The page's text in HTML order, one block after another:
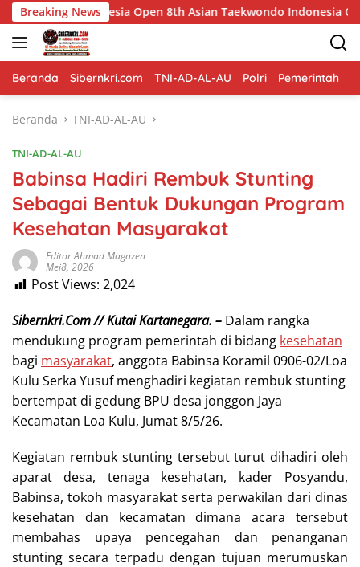
Langsung
ke
konten
Breaking News
Open 8th Asian Taekwondo Indonesia Open
Beranda Sibernkri.com TNI-AD-AL-AU Polri Pemerintah
Beranda TNI-AD-AL-AU
TNI-AD-AL-AU
Babinsa Hadiri Rembuk Stunting
Sebagai Bentuk Dukungan Program
Kesehatan Masyarakat
Editor Ahmad Magazen
Mei8, 2026
Post Views: 2,024
Sibernkri.Com // Kutai Kartanegara. – Dalam rangka
mendukung program pemerintah di bidang kesehatan
bagi masyarakat, anggota Babinsa Koramil 0906-02/Loa
Kulu Serka Yusuf menghadiri kegiatan rembuk stunting
bertempat di gedung BPU desa jonggon Jaya
Kecamatan Loa Kulu, Jumat 8/5/26.
Kegiatan rembuk stunting tersebut turut dihadiri oleh
aparat desa, tenaga kesehatan, kader Posyandu,
Babinsa, tokoh masyarakat serta perwakilan dari dinas
kesehatan dan kecamatan dimana acara tersebut
membahas upaya pencegahan dan penanganan
stunting secara terpadu dengan tujuan merumuskan